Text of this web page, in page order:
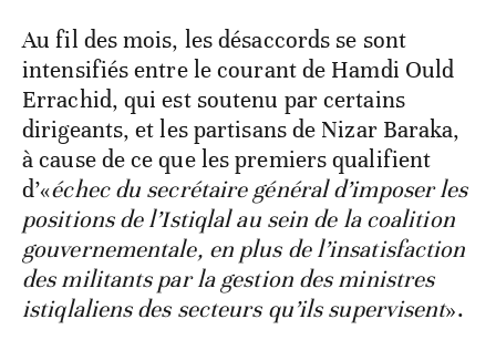
Au fil des mois, les désaccords se sont
intensifiés entre le courant de Hamdi Ould
Errachid, qui est soutenu par certains
dirigeants, et les partisans de Nizar Baraka,
à cause de ce que les premiers qualifient
d’«échec du secrétaire général d’imposer les
positions de l’Istiqlal au sein de la coalition
gouvernementale, en plus de l’insatisfaction
des militants par la gestion des ministres
istiqlaliens des secteurs qu’ils supervisent».